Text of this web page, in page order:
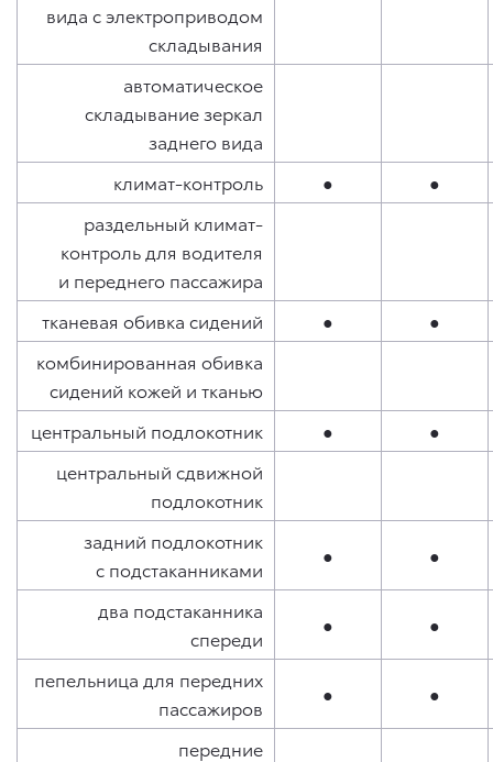
вида с электроприводом
складывания
автоматическое
складывание зеркал
заднего вида
климат-контроль
●
●
раздельный климат-
контроль для водителя
и переднего пассажира
тканевая обивка сидений
●
●
комбинированная обивка
сидений кожей и тканью
центральный подлокотник
●
●
центральный сдвижной
подлокотник
задний подлокотник
с подстаканниками
● ●
два подстаканника
спереди
● ●
пепельница для передних
пассажиров
● ●
передние